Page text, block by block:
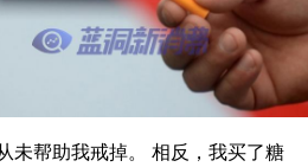
未帮助我戒掉。 相反，我买了糖